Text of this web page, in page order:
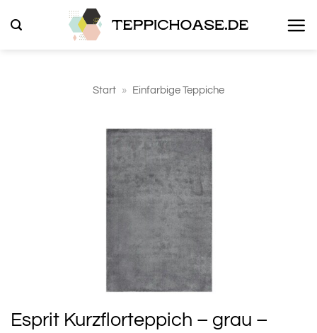
Inhalt
Start » Einfarbige Teppiche
Esprit Kurzflorteppich – grau –